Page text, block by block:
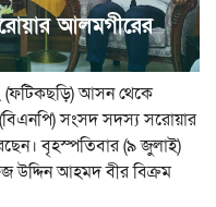
আলমগীরের
২ (ফটিকছড়ি) আসন থেকে
(বিএনপি) সংসদ সদস্য সরোয়ার
বৃহস্পতিবার (৯ জুলাই)
উদ্দিন আহমদ বীর বিক্রম